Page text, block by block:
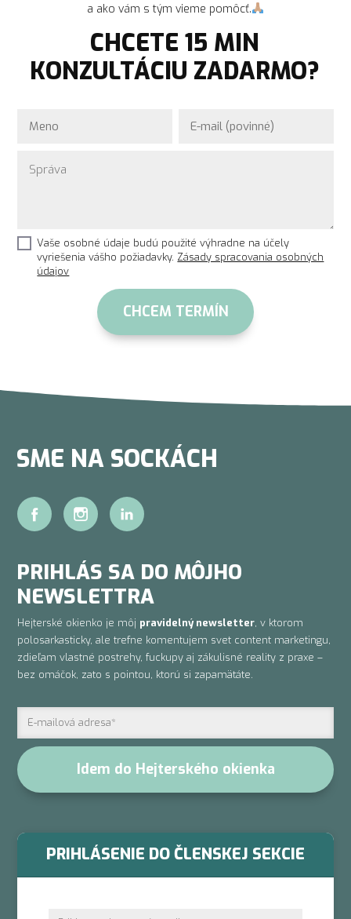
a ako vám s tým vieme pomôcť.
CHCETE 15 MIN
KONZULTÁCIU ZADARMO?
Vaše osobné údaje budú použité výhradne na účely
vyriešenia vášho požiadavky. Zásady spracovania osobných
údajov
CHCEM TERMÍN
SME NA SOCKÁCH
PRIHLÁS SA DO MÔJHO
NEWSLETTRA
Hejterské okienko je môj pravidelný newsletter, v ktorom
polosarkasticky, ale trefne komentujem svet content marketingu,
zdieľam vlastné postrehy, fuckupy aj zákulisné reality z praxe –
bez omáčok, zato s pointou, ktorú si zapamätáte.
Idem do Hejterského okienka
PRIHLÁSENIE DO ČLENSKEJ SEKCIE